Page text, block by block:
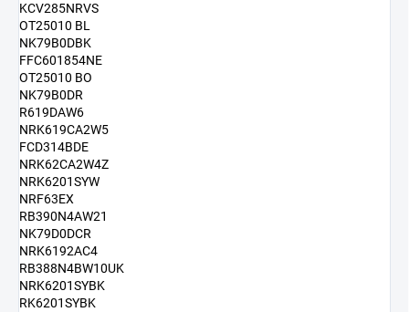
KCV285NRVS
OT25010 BL
NK79B0DBK
FFC601854NE
OT25010 BO
NK79B0DR
R619DAW6
NRK619CA2W5
FCD314BDE
NRK62CA2W4Z
NRK6201SYW
NRF63EX
RB390N4AW21
NK79D0DCR
NRK6192AC4
RB388N4BW10UK
NRK6201SYBK
RK6201SYBK